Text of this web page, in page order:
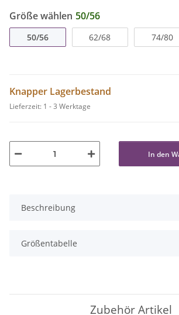
Größe wählen 50/56
50/56 62/68 74/80
Knapper Lagerbestand
Lieferzeit: 1 - 3 Werktage
In den
Beschreibung
Größentabelle
Zubehör Artikel